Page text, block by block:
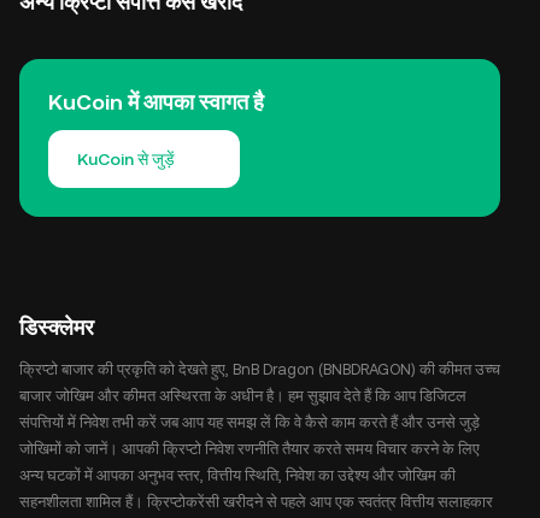
KuCoin में आपका स्वागत है
KuCoin से जुड़ें
डिस्क्लेमर
क्रिप्टो बाजार की प्रकृति को देखते हुए, BnB Dragon (BNBDRAGON) की कीमत उच्च
बाजार जोखिम और कीमत अस्थिरता के अधीन है। हम सुझाव देते हैं कि आप डिजिटल
संपत्तियों में निवेश तभी करें जब आप यह समझ लें कि वे कैसे काम करते हैं और उनसे जुड़े
जोखिमों को जानें। आपकी क्रिप्टो निवेश रणनीति तैयार करते समय विचार करने के लिए
अन्य घटकों में आपका अनुभव स्तर, वित्तीय स्थिति, निवेश का उद्देश्य और जोखिम की
सहनशीलता शामिल हैं। क्रिप्टोकरेंसी खरीदने से पहले आप एक स्वतंत्र वित्तीय सलाहकार